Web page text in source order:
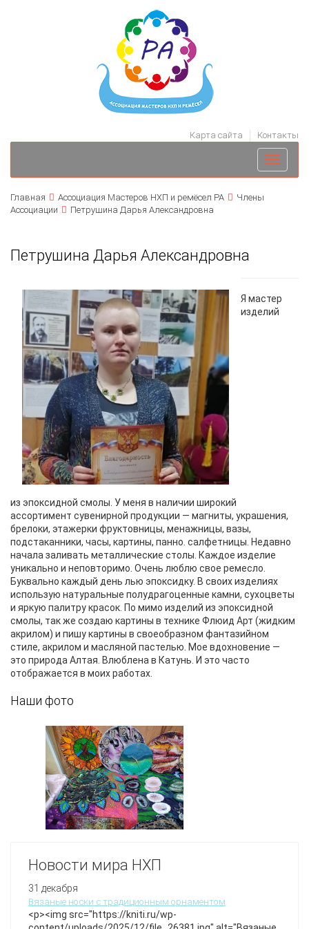
Карта сайта Контакты
Toggle
Главная Ассоциация Мастеров НХП и ремёсел РА
Члены
Ассоциации
Петрушина Дарья Александровна
Петрушина Дарья Александровна
Я мастер
изделий
из эпоксидной смолы. У меня в наличии широкий
ассортимент сувенирной продукции — магниты, украшения,
брелоки, этажерки фруктовницы, менажницы, вазы,
подстаканники, часы, картины, панно. салфетницы. Недавно
начала заливать металлические столы. Каждое изделие
уникально и неповторимо. Очень люблю свое ремесло.
Буквально каждый день лью эпоксидку. В своих изделиях
использую натуральные полудрагоценные камни, сухоцветы
и яркую палитру красок. По мимо изделий из эпоксидной
смолы, так же создаю картины в технике Флюид Арт (жидким
акрилом) и пишу картины в своеобразном фантазийном
стиле, акрилом и масляной пастелью. Мое вдохновение —
это природа Алтая. Влюблена в Катунь. И это часто
отображается в моих работах.
Наши фото
Новости мира НХП
31 декабря
Вязаные носки с традиционным орнаментом
<p><img src="https://kniti.ru/wp-